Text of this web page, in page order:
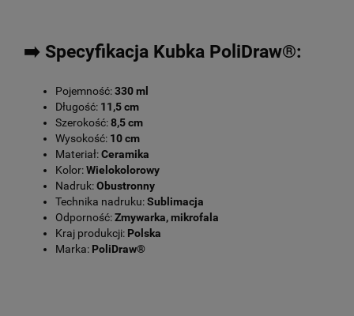
➡️ Specyfikacja Kubka PoliDraw®:
Pojemność:330 ml
Długość: 11,5 cm
Szerokość:8,5 cm
Wysokość: 10 cm
Materiał:Ceramika
Kolor:Wielokolorowy
Nadruk:Obustronny
Technika nadruku:Sublimacja
Odporność:Zmywarka, mikrofala
Kraj produkcji: Polska
Marka: PoliDraw®